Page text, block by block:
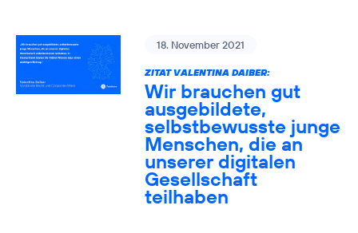
18. November 2021
ZITAT VALENTINA DAIBER:
Wir brauchen gut
ausgebildete,
selbstbewusste junge
Menschen, die an
unserer digitalen
Gesellschaft
teilhaben